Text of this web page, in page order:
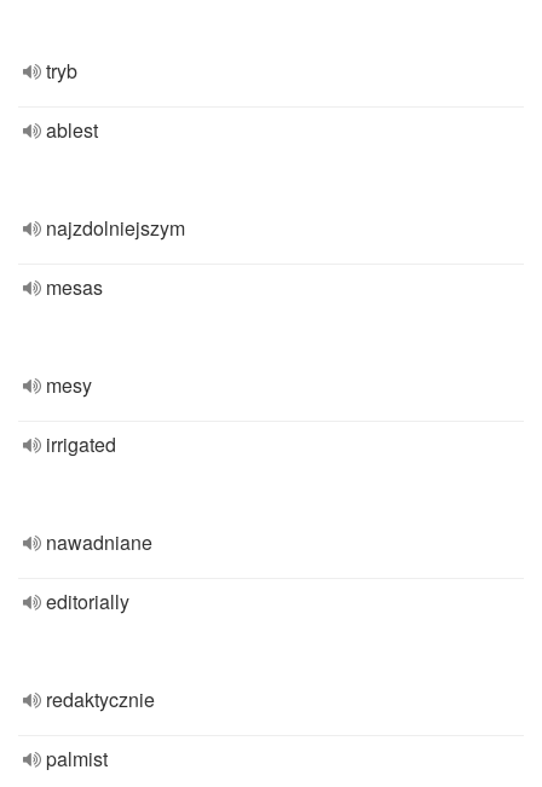
tryb
ablest
najzdolniejszym
mesas
mesy
irrigated
nawadniane
editorially
redaktycznie
palmist